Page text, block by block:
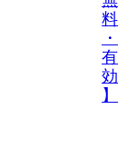
料
・
有
効
】